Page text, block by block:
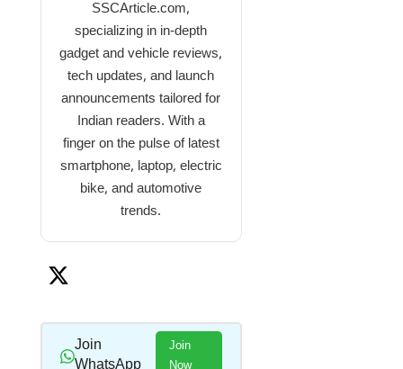
SSCArticle.com,
specializing in in-depth
gadget and vehicle reviews,
tech updates, and launch
announcements tailored for
Indian readers. With a
finger on the pulse of latest
smartphone, laptop, electric
bike, and automotive
trends.
Join
Join
Now